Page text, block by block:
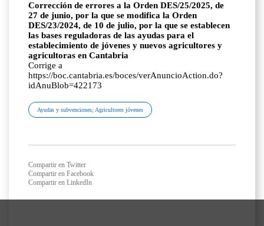
Corrección de errores a la Orden DES/25/2025, de
27 de junio, por la que se modifica la Orden
DES/23/2024, de 10 de julio, por la que se establecen
las bases reguladoras de las ayudas para el
establecimiento de jóvenes y nuevos agricultores y
agricultoras en Cantabria
Corrige a
https://boc.cantabria.es/boces/verAnuncioAction.do?
idAnuBlob=422173
Ayudas y subvenciones; Agricultores jóvenes
Compartir en Twitter
Compartir en Facebook
Compartir en LinkedIn